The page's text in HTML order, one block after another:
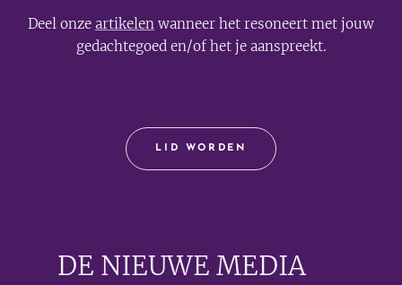
Deel onze artikelen wanneer het resoneert met jouw
gedachtegoed en/of het je aanspreekt.
LID WORDEN
DE NIEUWE MEDIA🟣